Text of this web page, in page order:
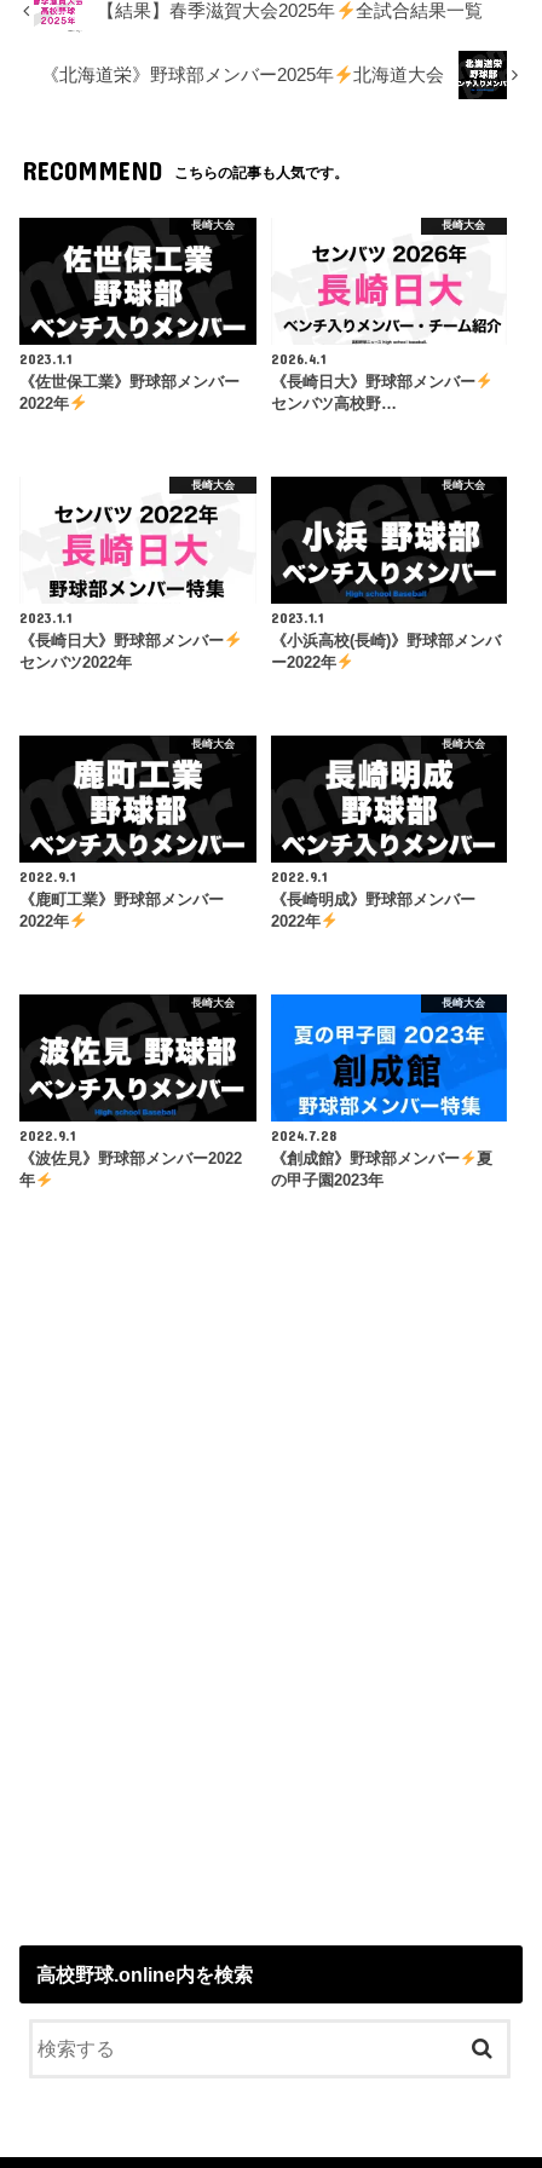
【結果】春季滋賀大会2025年 全試合結果一覧
《北海道栄》野球部メンバー2025年 北海道大会
RECOMMEND こちらの記事も人気です。
長崎大会
2023.1.1
《佐世保工業》野球部メンバー
2022年
長崎大会
2026.4.1
《長崎日大》野球部メンバー
センバツ高校野…
長崎大会
2023.1.1
《長崎日大》野球部メンバー
センバツ2022年
長崎大会
2023.1.1
《小浜高校(長崎)》野球部メンバ
ー2022年
長崎大会
2022.9.1
《鹿町工業》野球部メンバー
2022年
長崎大会
2022.9.1
《長崎明成》野球部メンバー
2022年
長崎大会
2022.9.1
《波佐見》野球部メンバー2022
年
長崎大会
2024.7.28
《創成館》野球部メンバー
夏
の甲子園2023年
高校野球.online内を検索